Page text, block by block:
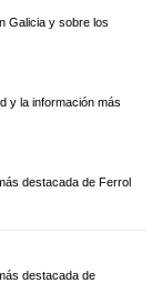
Galicia y sobre los
y la información más
destacada de Ferrol
destacada de